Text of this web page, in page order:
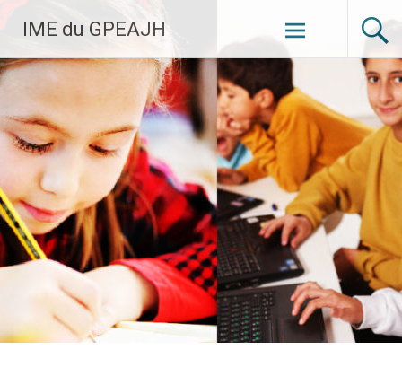
Aller
au
contenu
principal
IME du GPEAJH